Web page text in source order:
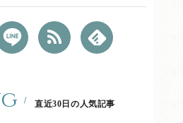
直近30日の人気記事